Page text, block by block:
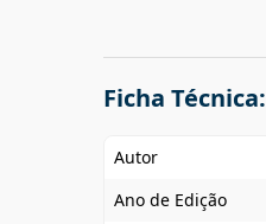
Ficha Técnica:
Autor
Ano de Edição